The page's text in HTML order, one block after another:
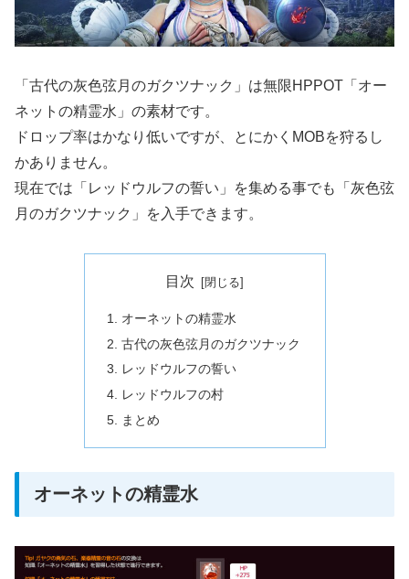
「古代の灰色弦月のガクツナック」は無限HPPOT「オー
ネットの精霊水」の素材です。
ドロップ率はかなり低いですが、とにかくMOBを狩るし
かありません。
現在では「レッドウルフの誓い」を集める事でも「灰色弦
月のガクツナック」を入手できます。
目次
オーネットの精霊水
古代の灰色弦月のガクツナック
レッドウルフの誓い
レッドウルフの村
まとめ
オーネットの精霊水